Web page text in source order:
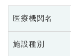
医療機関名
施設種別